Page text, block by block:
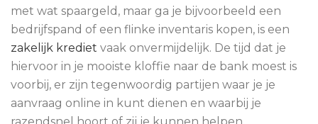
met wat spaargeld, maar ga je bijvoorbeeld een
bedrijfspand of een flinke inventaris kopen, is een
zakelijk krediet vaak onvermijdelijk. De tijd dat je
hiervoor in je mooiste kloffie naar de bank moest is
voorbij, er zijn tegenwoordig partijen waar je je
aanvraag online in kunt dienen en waarbij je